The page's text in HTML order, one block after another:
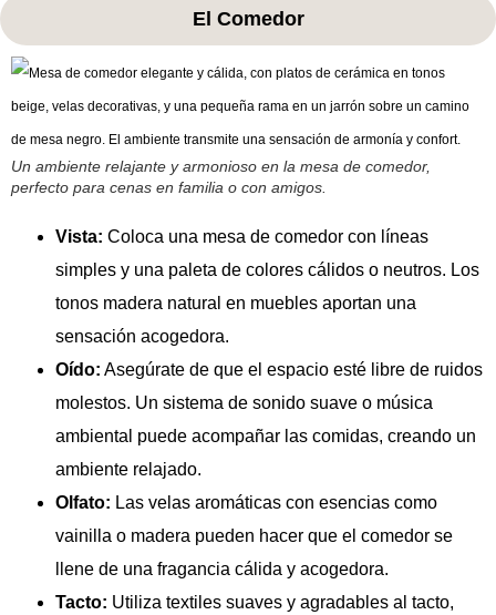
El Comedor
Un ambiente relajante y armonioso en la mesa de comedor,
perfecto para cenas en familia o con amigos.
Vista: Coloca una mesa de comedor con líneas
simples y una paleta de colores cálidos o neutros. Los
tonos madera natural en muebles aportan una
sensación acogedora.
Oído: Asegúrate de que el espacio esté libre de ruidos
molestos. Un sistema de sonido suave o música
ambiental puede acompañar las comidas, creando un
ambiente relajado.
Olfato: Las velas aromáticas con esencias como
vainilla o madera pueden hacer que el comedor se
llene de una fragancia cálida y acogedora.
Tacto: Utiliza textiles suaves y agradables al tacto,